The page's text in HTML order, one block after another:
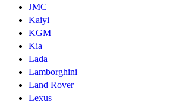
JMC
Kaiyi
KGM
Kia
Lada
Lamborghini
Land Rover
Lexus